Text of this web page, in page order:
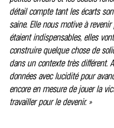
détail compte tant les écarts
saine. Elle nous motive à
étaient indispensables, elles
construire quelque chose de
dans un contexte très différent.
données avec lucidité pour
encore en mesure de jouer la
travailler pour le devenir. »